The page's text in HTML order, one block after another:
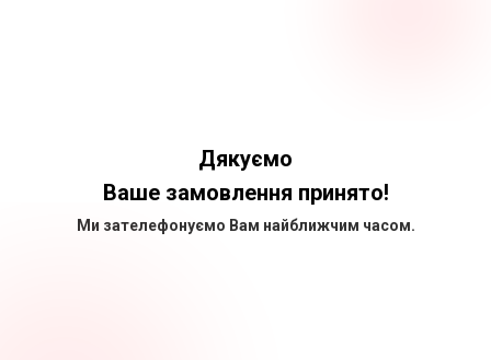
Дякуємо
Ваше замовлення принято!
Ми зателефонуємо Вам найближчим часом.